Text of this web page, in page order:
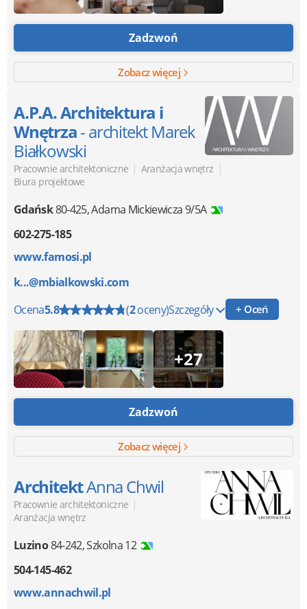
Zadzwoń
Zobacz więcej
A.P.A. Architektura i
Wnętrza- architekt Marek
Białkowski
Pracownie architektoniczne | Aranżacja wnętrz |
Biura projektowe
Gdańsk80-425,Adama Mickiewicza 9/5A
602-275-185
www.famosi.pl
k...@mbialkowski.com
Ocena5.8 (2oceny)Szczegóły + Oceń
+27
Zadzwoń
Zobacz więcej
ArchitektAnna Chwil
Pracownie architektoniczne |
Aranżacja wnętrz
Luzino84-242,Szkolna 12
504-145-462
www.annachwil.pl